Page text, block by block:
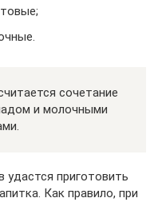
сочетание
и молочными
удастся приготовить
Как правило, при